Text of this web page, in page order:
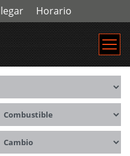
Horario
Combustible
Cambio